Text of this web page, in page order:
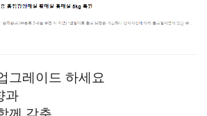
그레이드 하세요
과